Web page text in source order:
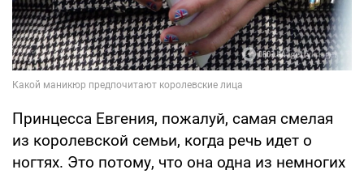
Принцесса Евгения, пожалуй, самая смелая
из королевской семьи, когда речь идет о
ногтях. Это потому, что она одна из немногих